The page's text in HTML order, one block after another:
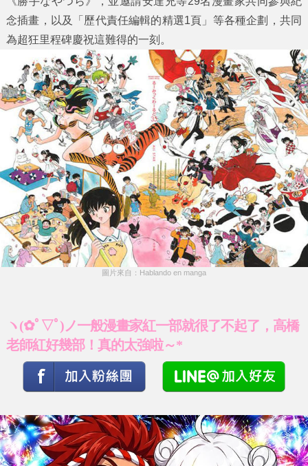
念插畫，以及「歷代責任編輯的精選1頁」等各種企劃，共同
為超狂里程碑慶祝這難得的一刻。
圖片來自：Hablando en manga
ヽ(✿ﾟ▽ﾟ)ノ一般漫畫家紅一部就很了不起了，高橋
老師紅好幾部！真的太強啦～*